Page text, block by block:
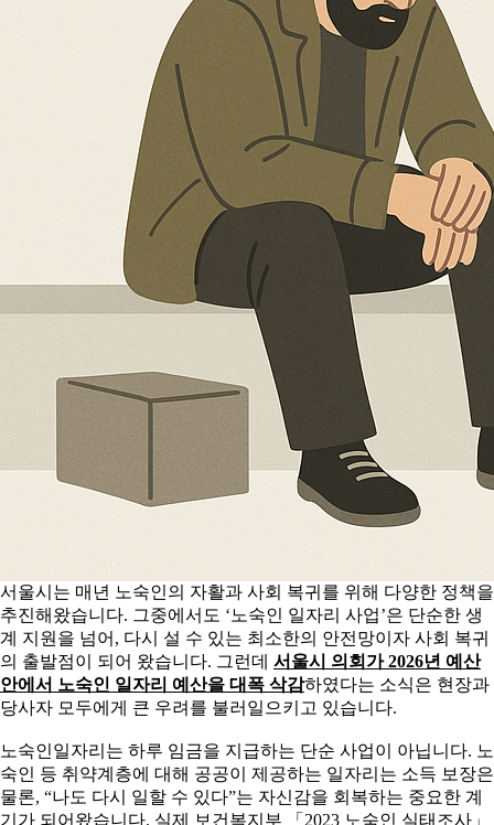
서울시는 매년 노숙인의 자활과 사회 복귀를 위해 다양한 정책을
추진해왔습니다. 그중에서도 ‘노숙인 일자리 사업’은 단순한 생
계 지원을 넘어 , 다시 설 수 있는 최소한의 안전망이자 사회 복귀
의 출발점이 되어 왔습니다. 그런데 서울시 의회가2026년 예산
안에서 노숙인 일자리 예산을 대폭 삭감하였다는 소식은 현장과
당사자 모두에게 큰 우려를 불러일으키고 있습니다.
노숙인일자리는 하루 임금을 지급하는 단순 사업이 아닙니다. 노
숙인 등 취약계층에 대해 공공이 제공하는 일자리는 소득 보장은
물론, “나도 다시 일할 수 있다”는 자신감을 회복하는 중요한 계
기가 되어왔습니다. 실제 보건복지부 「 2023 노숙인 실태조사 」